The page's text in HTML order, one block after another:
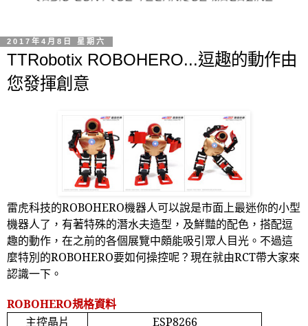
2017年4月8日 星期六
TTRobotix ROBOHERO...逗趣的動作由
您發揮創意
雷虎科技的ROBOHERO機器人可以說是市面上最迷你的小型
機器人了，有著特殊的潛水夫造型，及鮮豔的配色，搭配逗
趣的動作，在之前的各個展覽中頗能吸引眾人目光。不過這
麼特別的ROBOHERO要如何操控呢？現在就由RCT帶大家來
認識一下。
ROBOHERO規格資料
主控晶片
ESP8266